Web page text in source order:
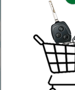
Autoschlüssel